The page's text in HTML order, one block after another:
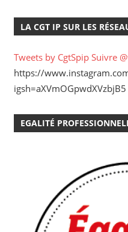
LA CGT IP SUR LES
Tweets by CgtSpip Suivre
https://
igsh=aXVmOGpwdXVzbjB5
EGALITÉ